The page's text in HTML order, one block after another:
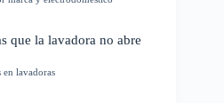
que la lavadora no abre
en lavadoras